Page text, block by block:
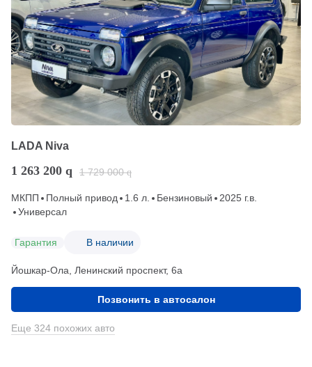
LADA Niva
1 263 200 q 1 729 000 q
МКПП Полный привод 1.6 л. Бензиновый
2025 г.в.
Универсал
Гарантия В наличии
Йошкар-Ола, Ленинский проспект, 6а
Позвонить в автосалон
Еще 324 похожих авто